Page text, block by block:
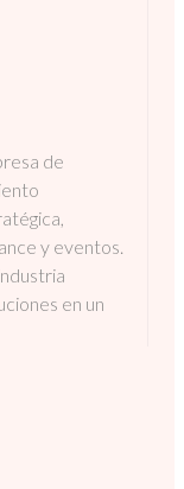
de
y eventos.
en un